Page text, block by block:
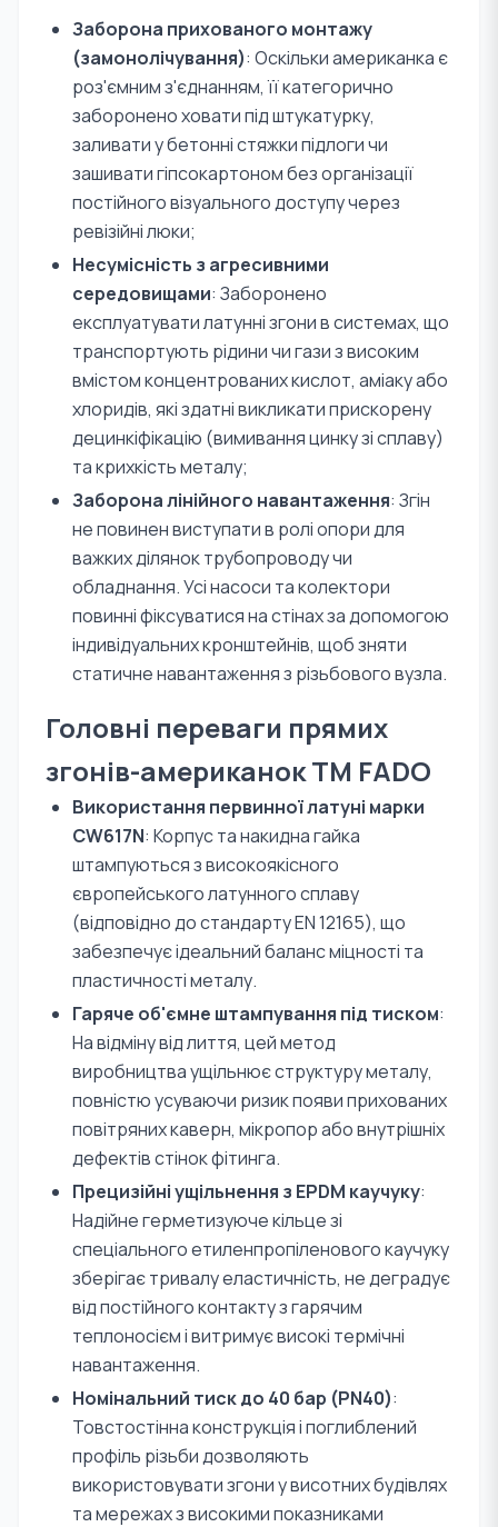
Заборона прихованого монтажу
(замонолічування): Оскільки американка є
роз'ємним з'єднанням, її категорично
заборонено ховати під штукатурку,
заливати у бетонні стяжки підлоги чи
зашивати гіпсокартоном без організації
постійного візуального доступу через
ревізійні люки;
Несумісність з агресивними
середовищами: Заборонено
експлуатувати латунні згони в системах, що
транспортують рідини чи гази з високим
вмістом концентрованих кислот, аміаку або
хлоридів, які здатні викликати прискорену
децинкіфікацію (вимивання цинку зі сплаву)
та крихкість металу;
Заборона лінійного навантаження: Згін
не повинен виступати в ролі опори для
важких ділянок трубопроводу чи
обладнання. Усі насоси та колектори
повинні фіксуватися на стінах за допомогою
індивідуальних кронштейнів, щоб зняти
статичне навантаження з різьбового вузла.
Головні переваги прямих
згонів-американок TM FADO
Використання первинної латуні марки
CW617N: Корпус та накидна гайка
штампуються з високоякісного
європейського латунного сплаву
(відповідно до стандарту EN 12165), що
забезпечує ідеальний баланс міцності та
пластичності металу.
Гаряче об'ємне штампування під тиском:
На відміну від лиття, цей метод
виробництва ущільнює структуру металу,
повністю усуваючи ризик появи прихованих
повітряних каверн, мікропор або внутрішніх
дефектів стінок фітинга.
Прецизійні ущільнення з EPDM каучуку:
Надійне герметизуюче кільце зі
спеціального етиленпропіленового каучуку
зберігає тривалу еластичність, не деградує
від постійного контакту з гарячим
теплоносієм і витримує високі термічні
навантаження.
Номінальний тиск до 40 бар (PN40):
Товстостінна конструкція і поглиблений
профіль різьби дозволяють
використовувати згони у висотних будівлях
та мережах з високими показниками